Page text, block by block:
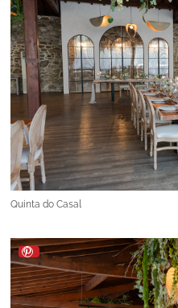
Quinta do Casal